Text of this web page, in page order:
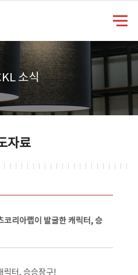
소식
자료
코리아랩이 발굴한 캐릭터, 승
릭터, 승승장구!